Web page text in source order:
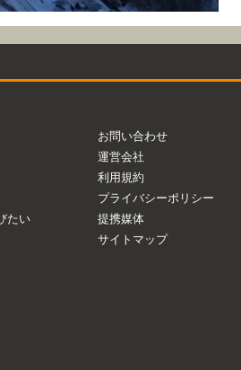
たい
お問い合わせ
運営会社
利用規約
プライバシーポリシー
提携媒体
サイトマップ